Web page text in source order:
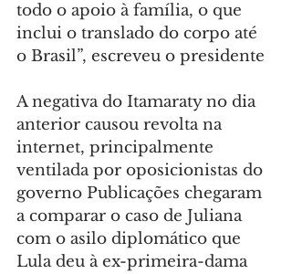
todo o apoio à família, o que
inclui o translado do corpo até
o Brasil”, escreveu o presidente
A negativa do Itamaraty no dia
anterior causou revolta na
internet, principalmente
ventilada por oposicionistas do
governo Publicações chegaram
a comparar o caso de Juliana
com o asilo diplomático que
Lula deu à ex-primeira-dama